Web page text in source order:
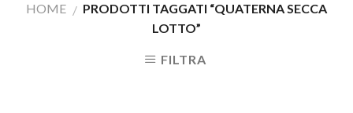
HOME / PRODOTTI TAGGATI “QUATERNA SECCA
LOTTO”
FILTRA